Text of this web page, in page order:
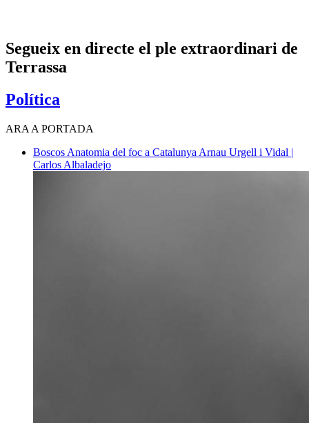
Segueix en directe el ple extraordinari de
Terrassa
Política
ARA A PORTADA
Boscos Anatomia del foc a Catalunya Arnau Urgell i Vidal |
Carlos Albaladejo